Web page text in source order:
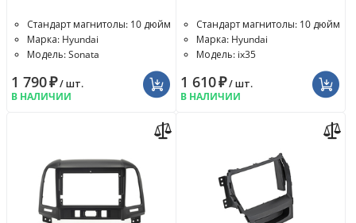
Стандарт магнитолы: 10 дюйм
Марка: Hyundai
Модель: Sonata
1 790₽/ шт.
В НАЛИЧИИ
Стандарт магнитолы: 10 дюйм
Марка: Hyundai
Модель: ix35
1 610₽/ шт.
В НАЛИЧИИ